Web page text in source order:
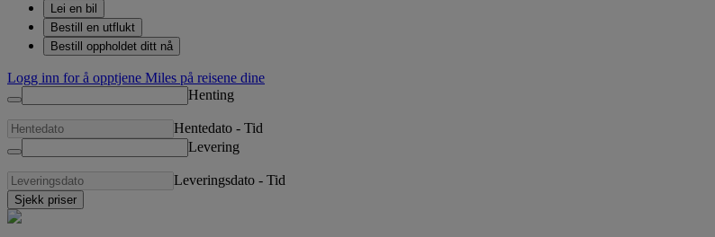
Lei en bil
Bestill en utflukt
Bestill oppholdet ditt nå
Logg inn for å opptjene Miles på reisene dine
Henting
Hentedato - Tid
Levering
Leveringsdato - Tid
Sjekk priser